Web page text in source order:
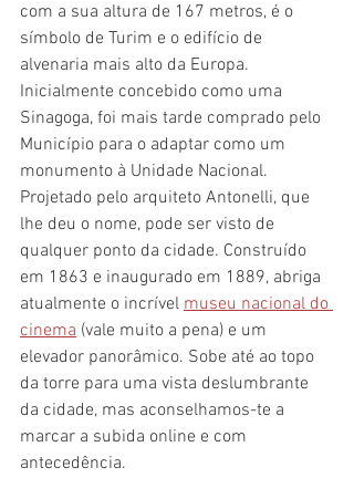
com a sua altura de 167 metros, é o
símbolo de Turim e o edifício de
alvenaria mais alto da Europa.
Inicialmente concebido como uma
Sinagoga, foi mais tarde comprado pelo
Município para o adaptar como um
monumento à Unidade Nacional.
Projetado pelo arquiteto Antonelli, que
lhe deu o nome, pode ser visto de
qualquer ponto da cidade. Construído
em 1863 e inaugurado em 1889, abriga
atualmente o incrível museu nacional do
cinema (vale muito a pena) e um
elevador panorâmico. Sobe até ao topo
da torre para uma vista deslumbrante
da cidade, mas aconselhamos-te a
marcar a subida online e com
antecedência.